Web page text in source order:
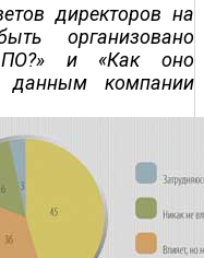
директоров на
организовано
ПО?» и «Как оно
данным компании